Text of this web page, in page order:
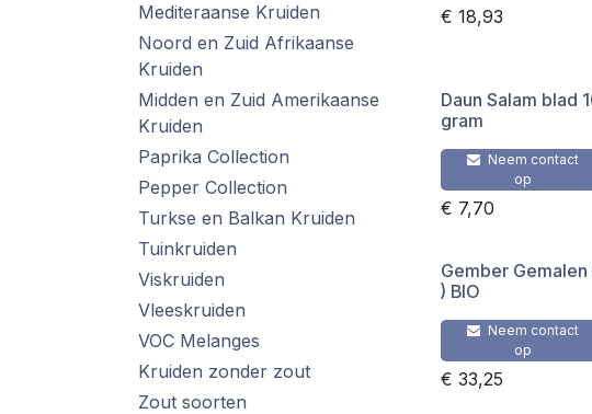
Mediteraanse Kruiden
Noord en Zuid Afrikaanse
Kruiden
Midden en Zuid Amerikaanse
Kruiden
Paprika Collection
Pepper Collection
Turkse en Balkan Kruiden
Tuinkruiden
Viskruiden
Vleeskruiden
VOC Melanges
Kruiden zonder zout
Zout soorten
€ 18,93
Daun Salam blad
gram
Neem contact
op
€ 7,70
Gember Gemalen
) BIO
Neem contact
op
€ 33,25